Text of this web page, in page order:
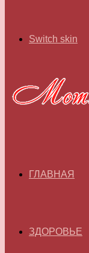
Switch skin
ГЛАВНАЯ
ЗДОРОВЬЕ